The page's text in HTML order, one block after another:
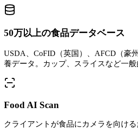
50万以上の食品データベース
USDA、CoFID（英国）、AFCD（豪
養データ。カップ、スライスなど一般
Food AI Scan
クライアントが食品にカメラを向け